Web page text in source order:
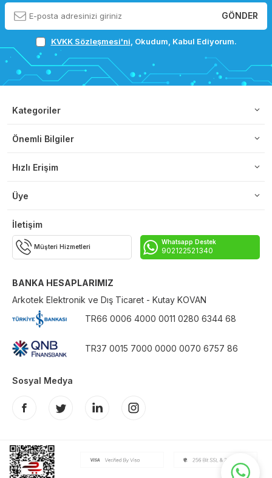
GÖNDER
KVKK Sözleşmesi'ni , Okudum, Kabul Ediyorum.
Kategoriler
Önemli Bilgiler
Hızlı Erişim
Üye
İletişim
Müşteri Hizmetleri
Whatsapp Destek
902122521340
BANKA HESAPLARIMIZ
Arkotek Elektronik ve Dış Ticaret - Kutay KOVAN
TR66 0006 4000 0011 0280 6344 68
TR37 0015 7000 0000 0070 6757 86
Sosyal Medya